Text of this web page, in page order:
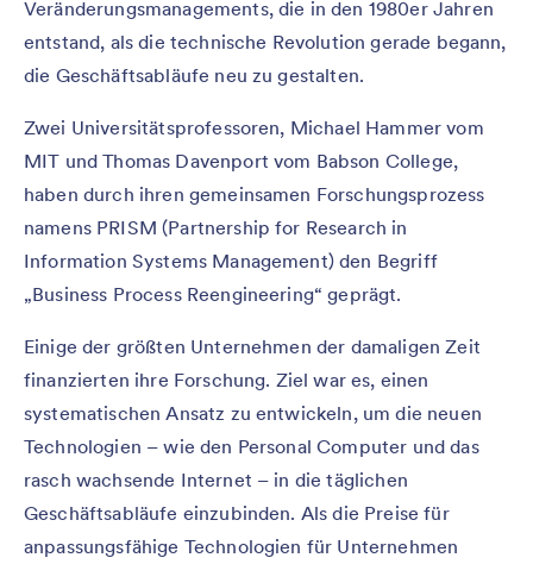
Veränderungsmanagements, die in den 1980er Jahren
entstand, als die technische Revolution gerade begann,
die Geschäftsabläufe neu zu gestalten.
Zwei Universitätsprofessoren, Michael Hammer vom
MIT und Thomas Davenport vom Babson College,
haben durch ihren gemeinsamen Forschungsprozess
namens PRISM (Partnership for Research in
Information Systems Management) den Begriff
„Business Process Reengineering“ geprägt.
Einige der größten Unternehmen der damaligen Zeit
finanzierten ihre Forschung. Ziel war es, einen
systematischen Ansatz zu entwickeln, um die neuen
Technologien – wie den Personal Computer und das
rasch wachsende Internet – in die täglichen
Geschäftsabläufe einzubinden. Als die Preise für
anpassungsfähige Technologien für Unternehmen